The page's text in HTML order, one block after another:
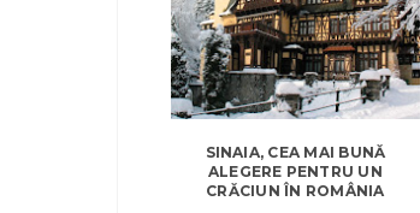
SINAIA, CEA MAI BUNĂ
ALEGERE PENTRU UN
CRĂCIUN ÎN ROMÂNIA